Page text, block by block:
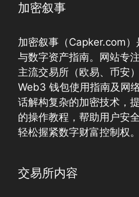
加密叙事
加密叙事（Capker.com
与数字资产指南。网站专
主流交易所（欧易、币安
Web3 钱包使用指南及网
话解构复杂的加密技术，
的操作教程，帮助用户安
轻松握紧数字财富控制权。
交易所内容